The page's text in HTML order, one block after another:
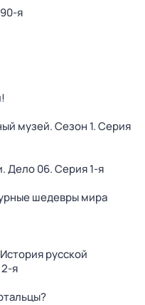
я
музей. Сезон 1. Серия
Дело 06. Серия 1-я
шедевры мира
русской
я